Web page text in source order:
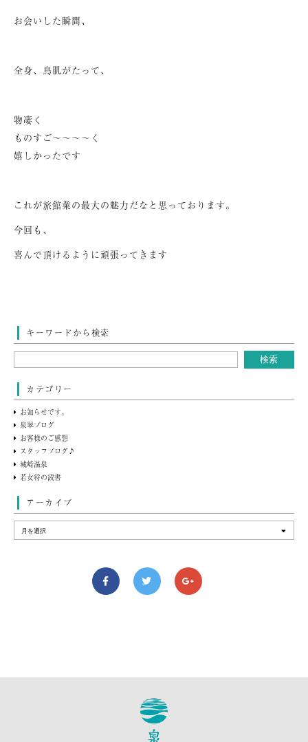
お会いした瞬間、
全身、鳥肌がたって、
物凄く
ものすご～～～～く
嬉しかったです
これが旅館業の最大の魅力だなと思っております。
今回も、
喜んで頂けるように頑張ってきます
キーワードから検索
カテゴリー
お知らせです。
泉翠ブログ
お客様のご感想
スタッフブログ♪
城崎温泉
若女将の読書
アーカイブ